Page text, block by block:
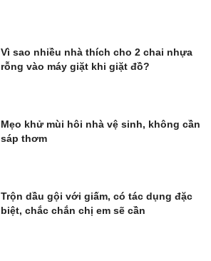
Vì sao nhiều nhà thích cho 2 chai nhựa
rỗng vào máy giặt khi giặt đồ?
Mẹo khử mùi hôi nhà vệ sinh, không cần
sáp thơm
Trộn dầu gội với giấm, có tác dụng đặc
biệt, chắc chắn chị em sẽ cần